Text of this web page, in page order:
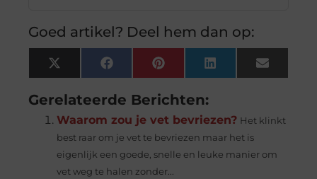
Goed artikel? Deel hem dan op:
X
(Twitter)
FacebookPinterestLinkedInEmail
Gerelateerde Berichten:
Waarom zou je vet bevriezen? Het klinkt
best raar om je vet te bevriezen maar het is
eigenlijk een goede, snelle en leuke manier om
vet weg te halen zonder...